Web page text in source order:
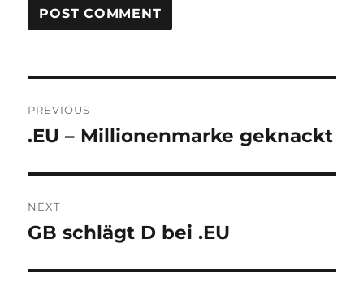
navigation
PREVIOUS
Previous
.EU – Millionenmarke geknackt
NEXT
Next
GB schlägt D bei .EU